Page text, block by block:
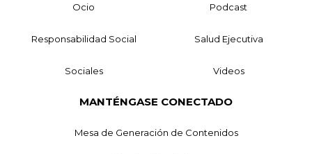
Ocio Podcast
Responsabilidad Social Salud Ejecutiva
Sociales Videos
MANTÉNGASE CONECTADO
Mesa de Generación de Contenidos